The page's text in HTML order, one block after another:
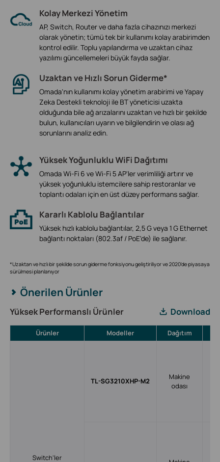
Kolay Merkezi Yönetim
AP, Switch, Router ve daha fazla cihazınızı merkezi
olarak yönetin; tümü tek bir kullanımı kolay arabirimden
kontrol edilir. Toplu yapılandırma ve uzaktan cihaz
yazılımı güncellemeleri büyük fayda sağlar.
Uzaktan ve Hızlı Sorun Giderme*
Omada'nın kullanımı kolay yönetim arabirimi ve Yapay
Zeka Destekli teknoloji ile BT yöneticisi uzakta
olduğunda bile ağ arızalarını uzaktan ve hızlı bir şekilde
bulun, kullanıcıları uyarın ve bilgilendirin ve olası ağ
sorunlarını analiz edin.
Yüksek Yoğunluklu WiFi Dağıtımı
Omada Wi-Fi 6 ve Wi-Fi 5 AP'ler verimliliği artırır ve
yüksek yoğunluklu istemcilere sahip restoranlar ve
toplantı odaları için en üst düzey performans sağlar.
Kararlı Kablolu Bağlantılar
Yüksek hızlı kablolu bağlantılar, 2,5 G veya 1 G Ethernet
bağlantı noktaları (802.3af / PoE'de) ile sağlanır.
*Uzaktan ve hızlı bir şekilde sorun giderme fonksiyonu geliştiriliyor ve 2020'de piyasaya
sürülmesi planlanıyor
Önerilen Ürünler
Download
Yüksek Performanslı Ürünler
Ürünler Modeller Dağıtım
Switch'ler
TL-SG3210XHP-M2
Makine
odası